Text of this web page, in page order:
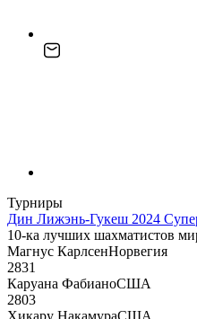
Турниры
Дин Лижэнь-Гукеш 2024
10-ка лучших шахматистов
Магнус КарлсенНорвегия
2831
Каруана ФабианоСША
2803
Хикару НакамураСША